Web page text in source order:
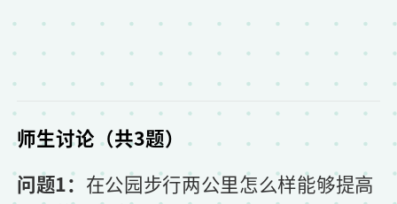
师生讨论（共3题）
问题1： 在公园步行两公里怎么样能够提高